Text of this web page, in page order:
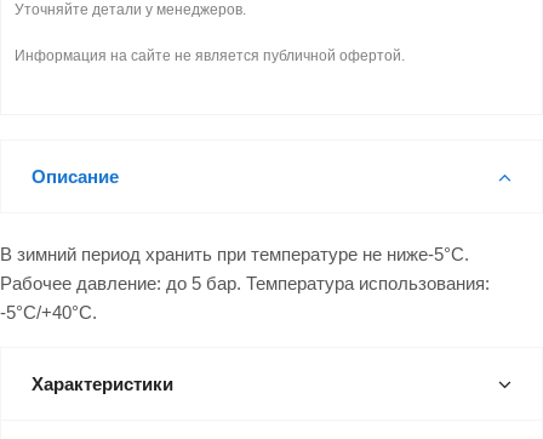
Уточняйте детали у менеджеров.
Информация на сайте не является публичной офертой.
Описание
В зимний период хранить при температуре не ниже-5°С.
Рабочее давление: до 5 бар. Температура использования:
-5°С/+40°С.
Характеристики